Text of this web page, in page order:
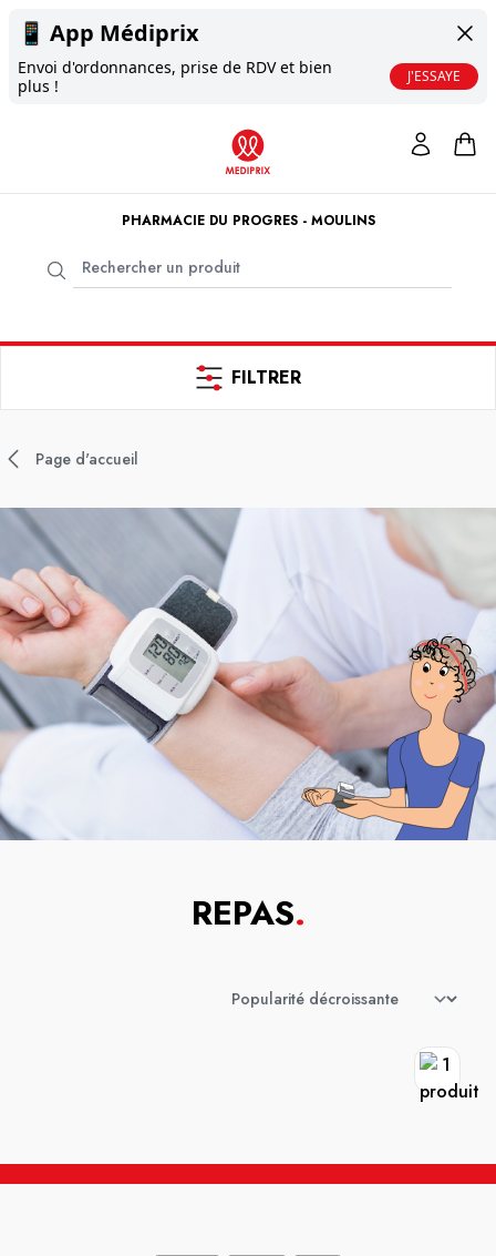
📱 App Médiprix
Envoi d'ordonnances, prise de RDV et bien
plus !
J'ESSAYE
PHARMACIE DU PROGRES - MOULINS
FILTRER
Page d'accueil
REPAS.